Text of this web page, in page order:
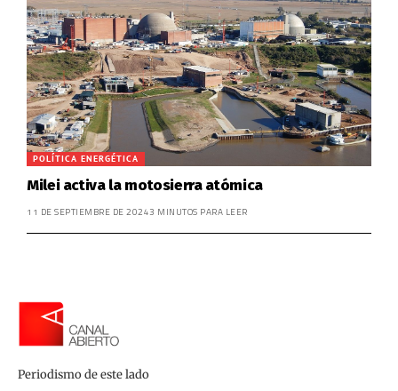
POLÍTICA ENERGÉTICA
Milei activa la motosierra atómica
11 DE SEPTIEMBRE DE 20243 MINUTOS PARA LEER
Periodismo de este lado